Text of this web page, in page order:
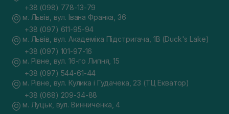
+38 (098) 778-13-79
м. Львів, вул. Івана Франка, 36
+38 (097) 611-95-94
м. Львів, вул. Академіка Підстригача, 1В (Duck's Lake)
+38 (097) 101-97-16
м. Рівне, вул. 16-го Липня, 15
+38 (097) 544-61-44
м. Рівне, вул. Кулика і Гудачека, 23 (ТЦ Екватор)
+38 (068) 209-34-88
м. Луцьк, вул. Винниченка, 4